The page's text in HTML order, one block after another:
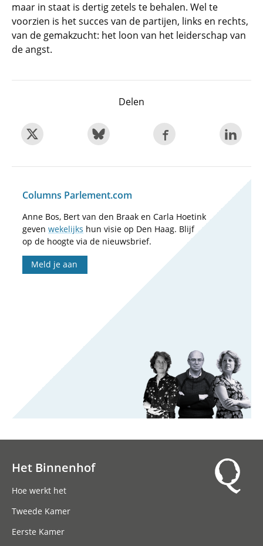
maar in staat is dertig zetels te behalen. Wel te
voorzien is het succes van de partijen, links en rechts,
van de gemakzucht: het loon van het leiderschap van
de angst.
Delen
Columns Parlement.com
Anne Bos, Bert van den Braak en Carla Hoetink
geven wekelijks hun visie op Den Haag. Blijf
op de hoogte via de nieuwsbrief.
Meld je aan
Het Binnenhof
Hoe werkt het
Tweede Kamer
Eerste Kamer